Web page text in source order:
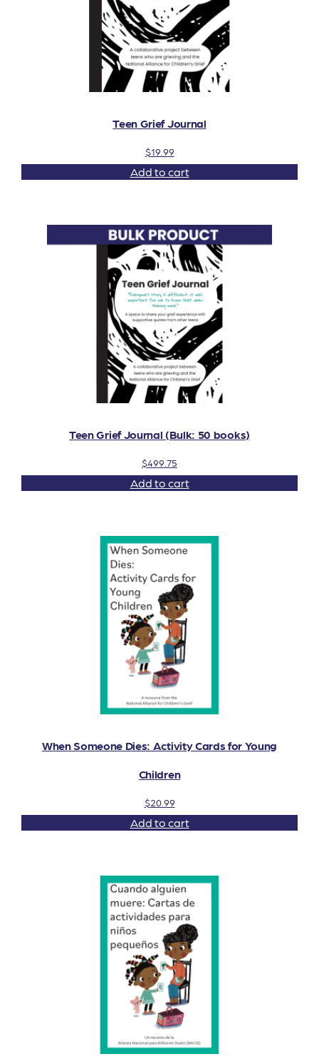
Teen Grief Journal
$19.99
Add to cart
Teen Grief Journal (Bulk: 50 books)
$499.75
Add to cart
When Someone Dies: Activity Cards for Young
Children
$20.99
Add to cart